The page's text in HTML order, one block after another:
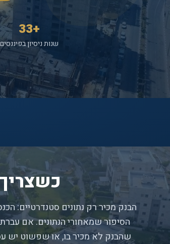
+33
שנות ניסיון בפיננסים
הבנק מכיר רק נתונים סטנדרטיים:
הסיפור שמאחורי הנתונים. אם
שהבנק לא מכיר בו, או שפשוט יש